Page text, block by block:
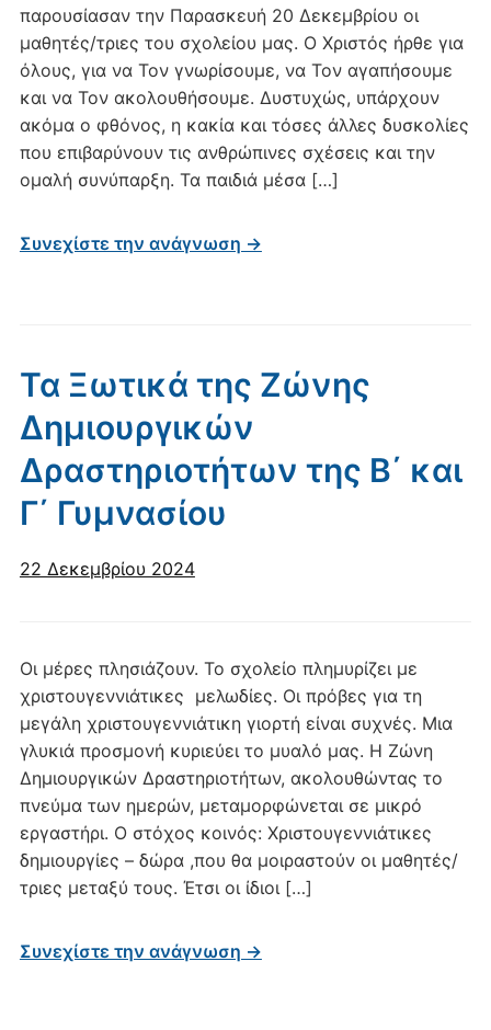
παρουσίασαν την Παρασκευή 20 Δεκεμβρίου οι
μαθητές/τριες του σχολείου μας. Ο Χριστός ήρθε για
όλους, για να Τον γνωρίσουμε, να Τον αγαπήσουμε
και να Τον ακολουθήσουμε. Δυστυχώς, υπάρχουν
ακόμα ο φθόνος, η κακία και τόσες άλλες δυσκολίες
που επιβαρύνουν τις ανθρώπινες σχέσεις και την
ομαλή συνύπαρξη. Τα παιδιά μέσα […]
Συνεχίστε την ανάγνωση →
Τα Ξωτικά της Ζώνης
Δημιουργικών
Δραστηριοτήτων της Β΄ και
Γ΄ Γυμνασίου
22 Δεκεμβρίου 2024
Οι μέρες πλησιάζουν. Το σχολείο πλημυρίζει με
χριστουγεννιάτικες μελωδίες. Οι πρόβες για τη
μεγάλη χριστουγεννιάτικη γιορτή είναι συχνές. Μια
γλυκιά προσμονή κυριεύει το μυαλό μας. Η Ζώνη
Δημιουργικών Δραστηριοτήτων, ακολουθώντας το
πνεύμα των ημερών, μεταμορφώνεται σε μικρό
εργαστήρι. Ο στόχος κοινός: Χριστουγεννιάτικες
δημιουργίες – δώρα ,που θα μοιραστούν οι μαθητές/
τριες μεταξύ τους. Έτσι οι ίδιοι […]
Συνεχίστε την ανάγνωση →